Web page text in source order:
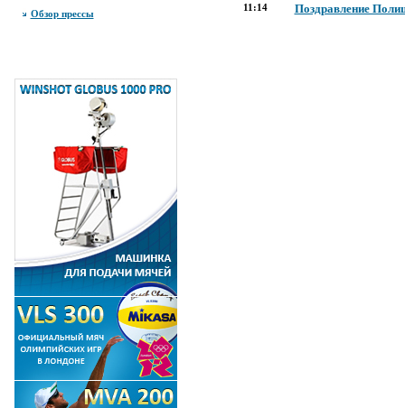
Обзор прессы
11:14 Поздравление